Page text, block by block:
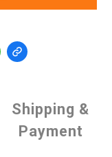
Shipping &
Payment